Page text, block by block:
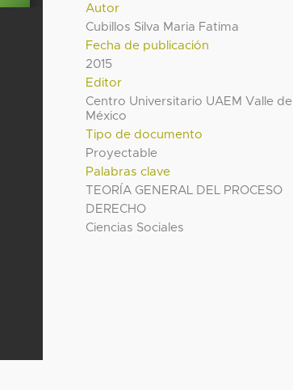
Autor
Cubillos Silva Maria Fatima
Fecha de publicación
2015
Editor
Centro Universitario UAEM Valle de
México
Tipo de documento
Proyectable
Palabras clave
TEORÍA GENERAL DEL PROCESO
DERECHO
Ciencias Sociales